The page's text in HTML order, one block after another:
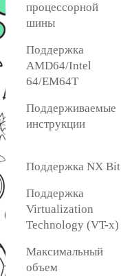
процессорной
шины
Поддержка
AMD64/Intel
64/EM64T
Поддерживаемые
инструкции
Поддержка NX Bit
Поддержка
Virtualization
Technology (VT-x)
Максимальный
объем